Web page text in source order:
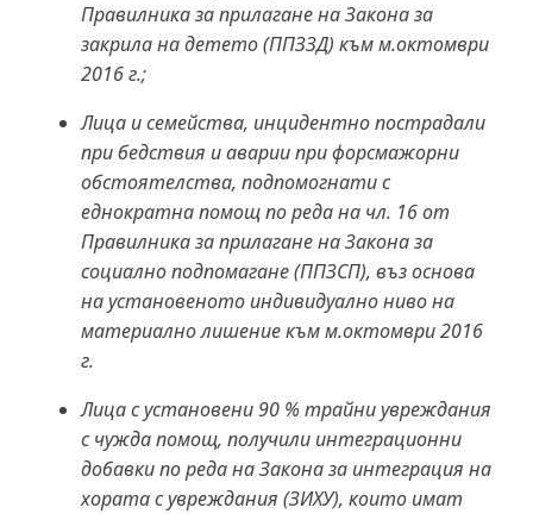
Правилника за прилагане на Закона за
закрила на детето (ППЗЗД) към м.октомври
2016 г.;
Лица и семейства, инцидентно пострадали
при бедствия и аварии при форсмажорни
обстоятелства, подпомогнати с
еднократна помощ по реда на чл. 16 от
Правилника за прилагане на Закона за
социално подпомагане (ППЗСП), въз основа
на установеното индивидуално ниво на
материално лишение към м.октомври 2016
г.
Лица с установени 90 % трайни увреждания
с чужда помощ, получили интеграционни
добавки по реда на Закона за интеграция на
хората с увреждания (ЗИХУ), които имат